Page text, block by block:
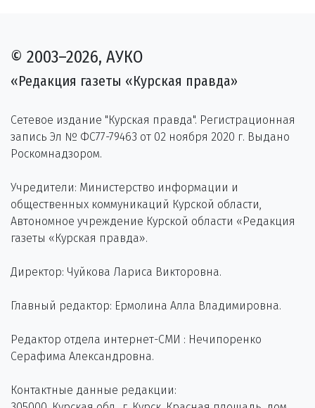
© 2003–2026, АУКО
«Редакция газеты «Курская правда»
Сетевое издание "Курская правда". Регистрационная
запись Эл № ФС77-79463 от 02 ноября 2020 г. Выдано
Роскомнадзором.
Учредители: Министерство информации и
общественных коммуникаций Курской области,
Автономное учреждение Курской области «Редакция
газеты «Курская правда».
Директор: Чуйкова Лариса Викторовна.
Главный редактор: Ермолина Алла Владимировна.
Редактор отдела интернет-СМИ : Нечипоренко
Серафима Александровна.
Контактные данные редакции: